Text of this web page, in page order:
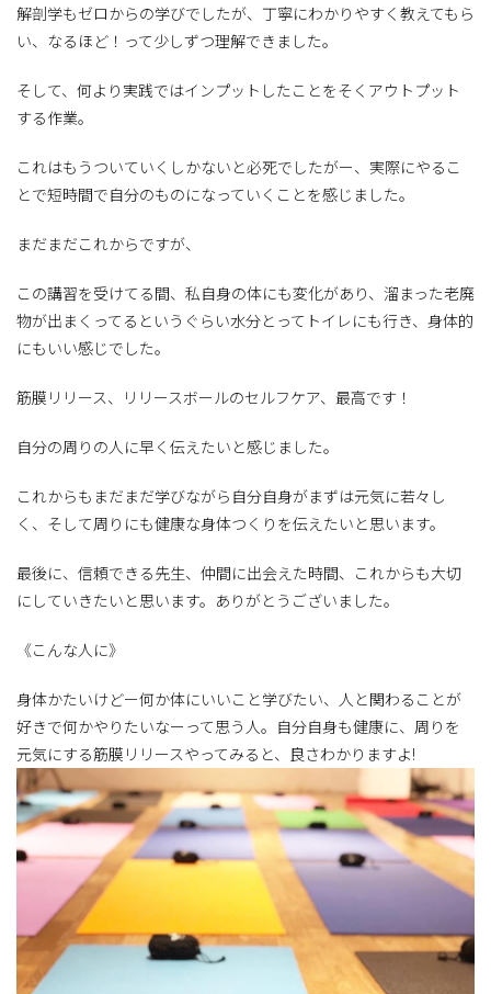
解剖学もゼロからの学びでしたが、丁寧にわかりやすく教えてもら
い、なるほど！って少しずつ理解できました。
そして、何より実践ではインプットしたことをそくアウトプット
する作業。
これはもうついていくしかないと必死でしたがー、実際にやるこ
とで短時間で自分のものになっていくことを感じました。
まだまだこれからですが、
この講習を受けてる間、私自身の体にも変化があり、溜まった老廃
物が出まくってるというぐらい水分とってトイレにも行き、身体的
にもいい感じでした。
筋膜リリース、リリースボールのセルフケア、最高です！
自分の周りの人に早く伝えたいと感じました。
これからもまだまだ学びながら自分自身がまずは元気に若々し
く、そして周りにも健康な身体つくりを伝えたいと思います。
最後に、信頼できる先生、仲間に出会えた時間、これからも大切
にしていきたいと思います。ありがとうございました。
《こんな人に》
身体かたいけどー何か体にいいこと学びたい、人と関わることが
好きで何かやりたいなーって思う人。自分自身も健康に、周りを
元気にする筋膜リリースやってみると、良さわかりますよ!